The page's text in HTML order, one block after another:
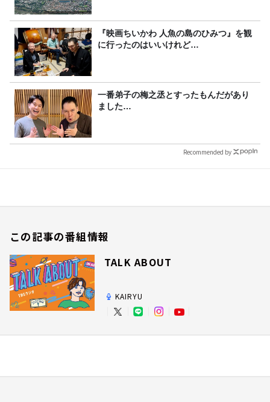
『映画ちいかわ 人魚の島のひみつ』を観
に行ったのはいいけれど…
一番弟子の梅之丞とすったもんだがあり
ました…
Recommended by
この記事の番組情報
TALK ABOUT
KAIRYU